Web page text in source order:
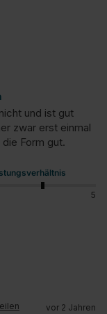
und ist gut
zwar erst einmal
Form gut.
5
vor 2 Jahren